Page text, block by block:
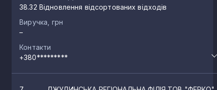
38.32 Відновлення відсортованих відходів
Виручка, грн
–
Контакти
+380*********